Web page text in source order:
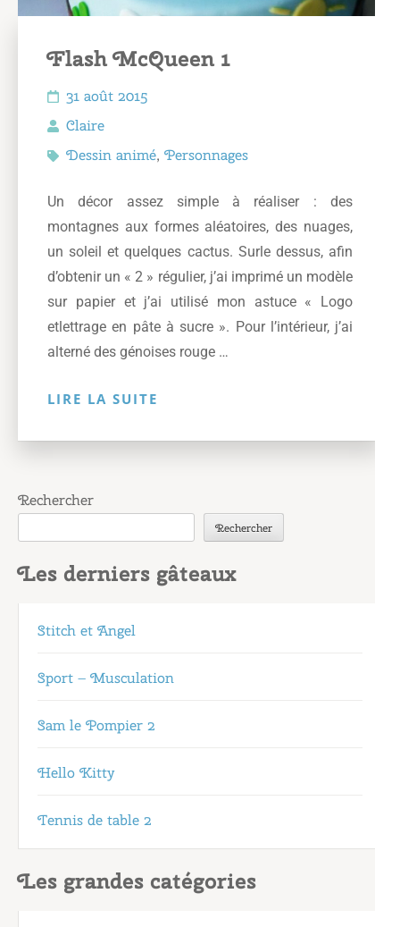
Flash McQueen 1
31 août 2015
Claire
Dessin animé, Personnages
Un décor assez simple à réaliser : des
montagnes aux formes aléatoires, des nuages,
un soleil et quelques cactus. Surle dessus, afin
d’obtenir un « 2 » régulier, j’ai imprimé un modèle
sur papier et j’ai utilisé mon astuce « Logo
etlettrage en pâte à sucre ». Pour l’intérieur, j’ai
alterné des génoises rouge …
LIRE LA SUITE
Rechercher
Rechercher
Les derniers gâteaux
Stitch et Angel
Sport – Musculation
Sam le Pompier 2
Hello Kitty
Tennis de table 2
Les grandes catégories